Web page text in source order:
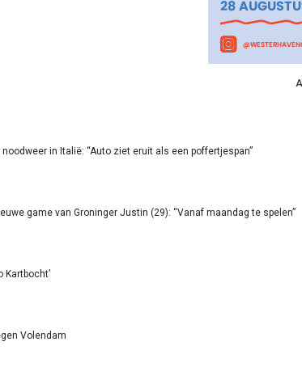
in Italië: “Auto ziet eruit als een poffertjespan”
game van Groninger Justin (29): “Vanaf maandag te spelen”
Kartbocht’
Volendam